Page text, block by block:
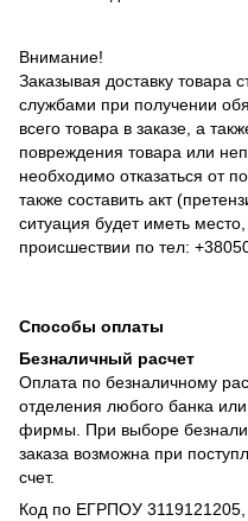
Внимание!
Заказывая доставку товара
службами при получении
всего товара в заказе, а
повреждения товара или
необходимо отказаться от
также составить акт
ситуация будет иметь
происшествии по тел:
Способы оплаты
Безналичный расчет
Оплата по безналичному
отделения любого банка
фирмы. При выборе
заказа возможна при
счет.
Код по ЕГРПОУ